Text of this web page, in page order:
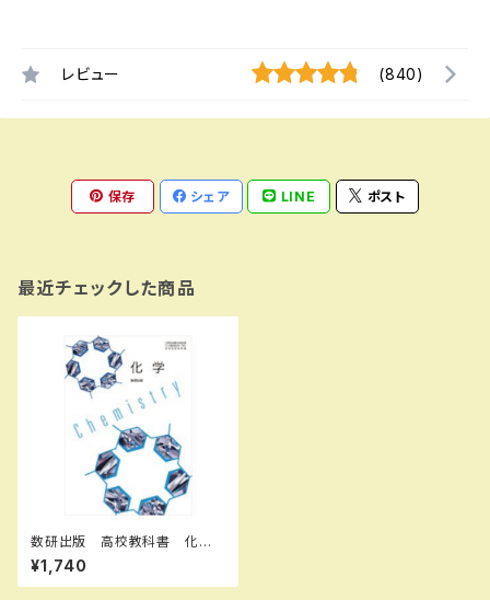
レビュー (840)
保存 シェア LINE ポスト
最近チェックした商品
数研出版 高校教科書 化学
［教番：化学706］ 新品 IS
BN：9784410812910 ISBN
-10：B0D6PGDQSC SKU：0
¥1,740